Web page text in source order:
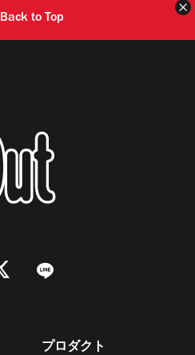
Back to Top
プロダクト